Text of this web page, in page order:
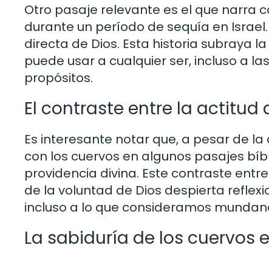
Otro pasaje relevante es el que narra
durante un período de sequía en
directa de Dios. Esta historia subraya
puede usar a cualquier ser, incluso a
propósitos.
El contraste entre la actitud
Es interesante notar que, a pesar de
con los cuervos en algunos pasajes
providencia divina. Este contraste
de la voluntad de Dios despierta
incluso a lo que consideramos
La sabiduría de los cuervos